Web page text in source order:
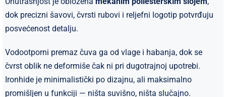
dok precizni šavovi, čvrsti rubovi i reljefni logotip potvrđuju
posvećenost detalju.
Vodootporni premaz čuva ga od vlage i habanja, dok se
čvrst oblik ne deformiše čak ni pri dugotrajnoj upotrebi.
Ironhide je minimalistički po dizajnu, ali maksimalno
promišljen u funkciji — ništa suvišno, ništa slučajno.